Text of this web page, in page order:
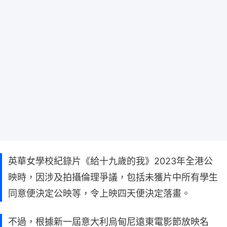
英華女學校紀錄片《給十九歲的我》2023年全港公
映時，因涉及拍攝倫理爭議，包括未獲片中所有學生
同意便決定公映等，令上映四天便決定落畫。
不過，根據新一屆意大利烏甸尼遠東電影節放映名